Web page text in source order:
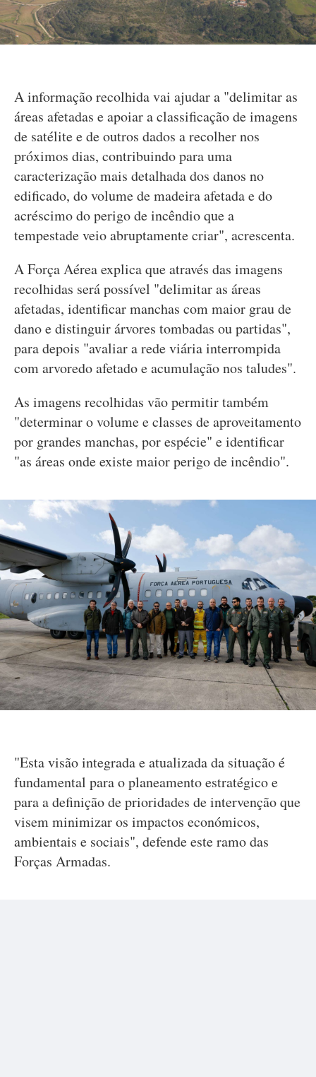
A informação recolhida vai ajudar a "delimitar as
áreas afetadas e apoiar a classificação de imagens
de satélite e de outros dados a recolher nos
próximos dias, contribuindo para uma
caracterização mais detalhada dos danos no
edificado, do volume de madeira afetada e do
acréscimo do perigo de incêndio que a
tempestade veio abruptamente criar", acrescenta.
A Força Aérea explica que através das imagens
recolhidas será possível "delimitar as áreas
afetadas, identificar manchas com maior grau de
dano e distinguir árvores tombadas ou partidas",
para depois "avaliar a rede viária interrompida
com arvoredo afetado e acumulação nos taludes".
As imagens recolhidas vão permitir também
"determinar o volume e classes de aproveitamento
por grandes manchas, por espécie" e identificar
"as áreas onde existe maior perigo de incêndio".
"Esta visão integrada e atualizada da situação é
fundamental para o planeamento estratégico e
para a definição de prioridades de intervenção que
visem minimizar os impactos económicos,
ambientais e sociais", defende este ramo das
Forças Armadas.